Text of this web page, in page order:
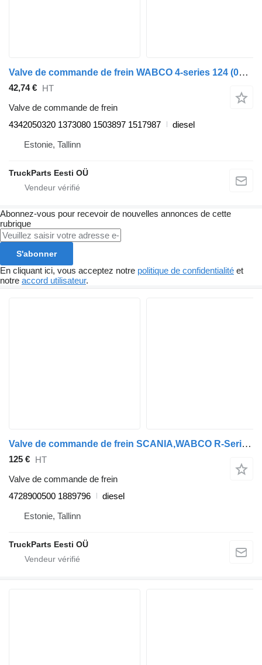
Valve de commande de frein WABCO 4-series 124 (01.95-12.04) 4342050320 pour tracteur routier Scania 4-series (1995-2006)
42,74 € HT
Valve de commande de frein
4342050320 1373080 1503897 1517987
diesel
Estonie, Tallinn
TruckParts Eesti OÜ
Abonnez-vous pour recevoir de nouvelles annonces de cette
rubrique
S'abonner
En cliquant ici, vous acceptez notre politique de confidentialité et
notre accord utilisateur.
Valve de commande de frein SCANIA,WABCO R-Series (01.13-) 4728900500 pour tracteur routier Scania P,G,R,T-series (2004-2017)
125 € HT
Valve de commande de frein
4728900500 1889796
diesel
Estonie, Tallinn
TruckParts Eesti OÜ